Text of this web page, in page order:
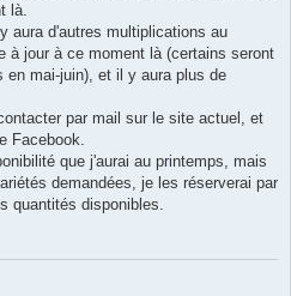
là.
aura d'autres multiplications au
à jour à ce moment là (certains seront
en mai-juin), et il y aura plus de
par mail sur le site actuel, et
Facebook.
que j'aurai au printemps, mais
demandées, je les réserverai par
quantités disponibles.